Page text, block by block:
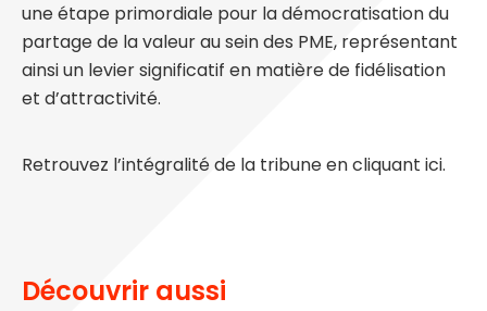
une étape primordiale pour la démocratisation du
partage de la valeur au sein des PME, représentant
ainsi un levier significatif en matière de fidélisation
et d’attractivité.
Retrouvez l’intégralité de la tribune en cliquant ici.
Découvrir aussi